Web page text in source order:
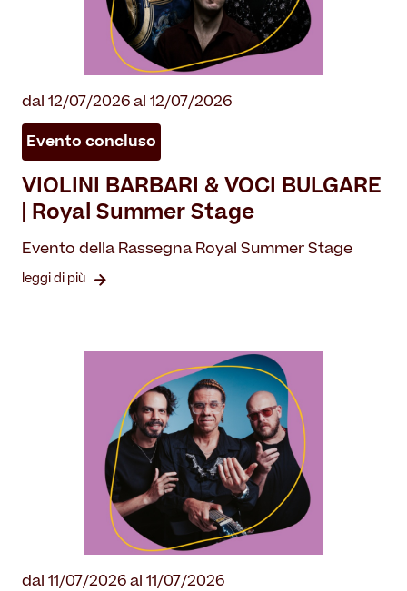
dal 12/07/2026 al 12/07/2026
Evento concluso
VIOLINI BARBARI & VOCI BULGARE
| Royal Summer Stage
Evento della Rassegna Royal Summer Stage
leggi di più
dal 11/07/2026 al 11/07/2026